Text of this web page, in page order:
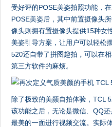
受好评的POSE美姿拍照功能，
POSE美姿后，其中前置摄像头
像头则拥有置摄像头提供15种女
美姿引导方案，让用户可以轻松
520还自带了拼图趣拍，可以在
第三方软件的麻烦。
除了极致的美颜自拍体验，TCL
该功能之后，无论是微信、QQ
最美的一面进行视频交流。实际